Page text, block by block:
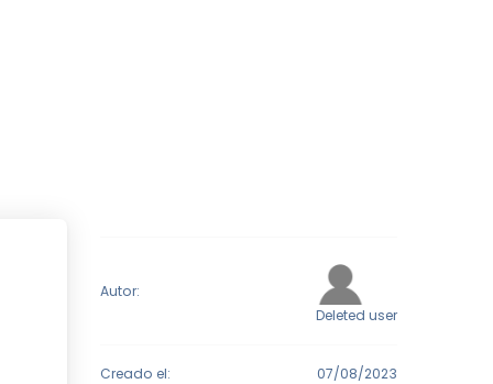
Autor:
Deleted user
Creado el: 07/08/2023